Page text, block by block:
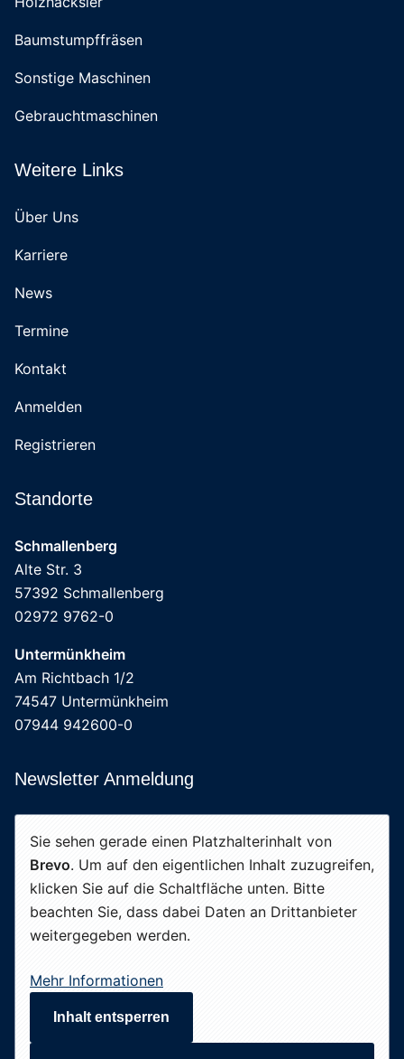
Baumstumpffräsen
Sonstige Maschinen
Gebrauchtmaschinen
Weitere Links
Über Uns
Karriere
News
Termine
Kontakt
Anmelden
Registrieren
Standorte
Schmallenberg
Alte Str. 3
57392 Schmallenberg
02972 9762-0
Untermünkheim
Am Richtbach 1/2
74547 Untermünkheim
07944 942600-0
Newsletter Anmeldung
Sie sehen gerade einen Platzhalterinhalt von
Brevo. Um auf den eigentlichen Inhalt zuzugreifen,
klicken Sie auf die Schaltfläche unten. Bitte
beachten Sie, dass dabei Daten an Drittanbieter
weitergegeben werden.
Mehr Informationen
Inhalt entsperren